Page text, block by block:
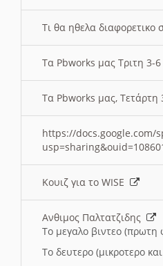
Τι θα ηθελα
Τα Pbworks μας Τριτη 3-6
Τα Pbworks μας, Τετάρτη
https://docs.google.com/
Κουιζ για το WISE
Ανθιμος Παλτατζιδης
Το μεγαλο βιντεο (πρωτη
Το δευτερο (μικροτερο